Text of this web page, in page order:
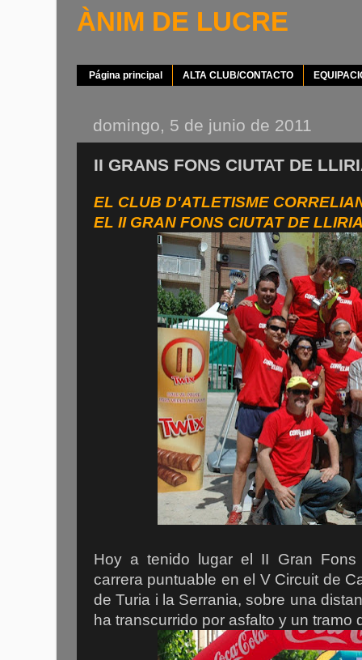
ÀNIM DE LUCRE
Página principal ALTA CLUB/CONTACTO
domingo, 5 de junio de 2011
II GRANS FONS CIUTAT DE
EL CLUB D'ATLETISME
EL II GRAN FONS CIUTAT DE
Hoy a tenido lugar el II Gran Fons
carrera puntuable en el V Circuit de
de Turia i la Serrania, sobre una
ha transcurrido por asfalto y un tramo